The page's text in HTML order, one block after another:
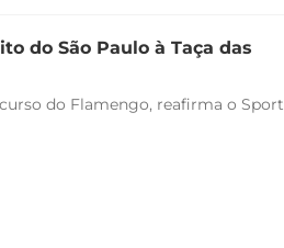
do São Paulo à Taça das
do Flamengo, reafirma o Sport